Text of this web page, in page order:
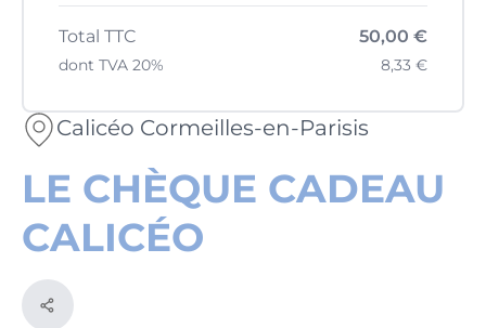
Calicéo Cormeilles-en-Parisis
LE CHÈQUE CADEAU
CALICÉO
Total TTC 50,00 €
dont TVA 20% 8,33 €